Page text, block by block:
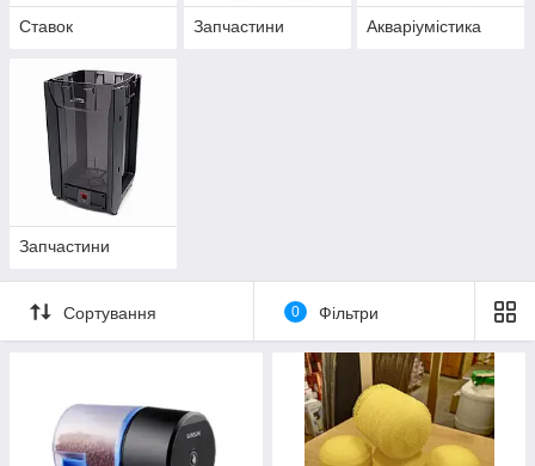
Ставок Запчастини Акваріумістика
Запчастини
Сортування 0 Фільтри